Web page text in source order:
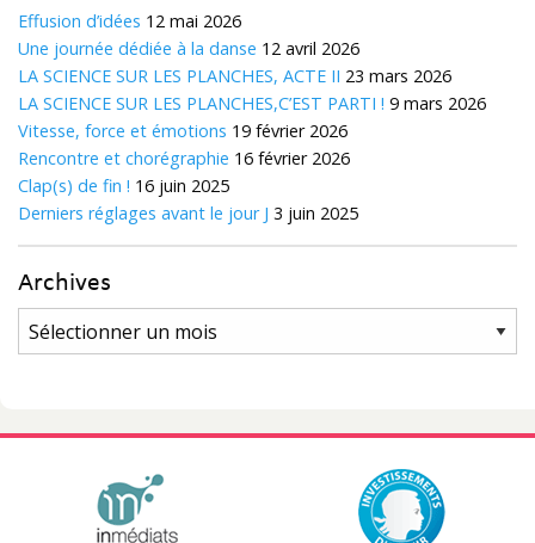
Effusion d’idées 12 mai 2026
Une journée dédiée à la danse 12 avril 2026
LA SCIENCE SUR LES PLANCHES, ACTE II 23 mars 2026
LA SCIENCE SUR LES PLANCHES,C’EST PARTI ! 9 mars 2026
Vitesse, force et émotions 19 février 2026
Rencontre et chorégraphie 16 février 2026
Clap(s) de fin ! 16 juin 2025
Derniers réglages avant le jour J 3 juin 2025
Archives
Archives